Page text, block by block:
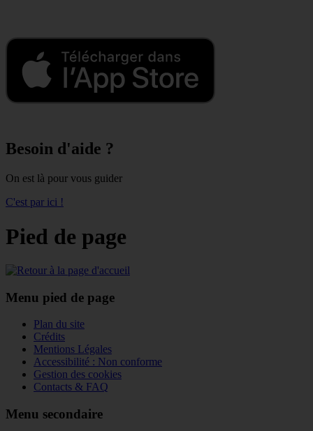
Besoin d'aide ?
On est là pour vous guider
C'est par ici !
Pied de page
Menu pied de page
Plan du site
Crédits
Mentions Légales
Accessibilité : Non conforme
Gestion des cookies
Contacts & FAQ
Menu secondaire